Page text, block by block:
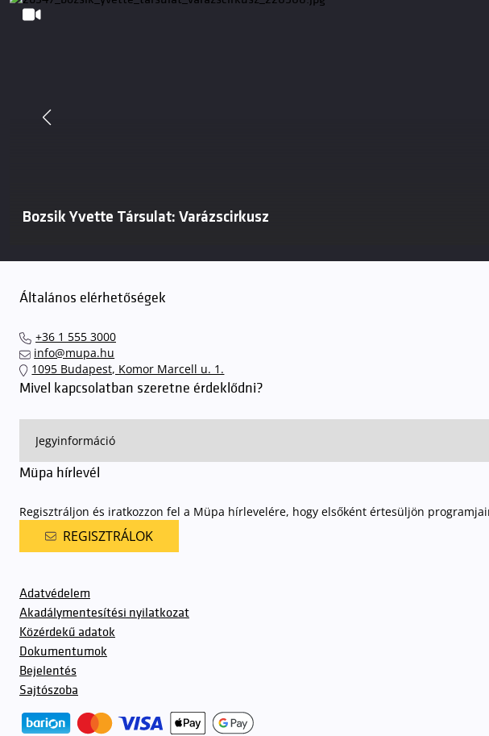
Bozsik Yvette Társulat: Varázscirkusz
Általános elérhetőségek
+36 1 555 3000
info@mupa.hu
1095 Budapest, Komor Marcell u. 1.
Mivel kapcsolatban szeretne érdeklődni?
Müpa hírlevél
Regisztráljon és iratkozzon fel a Müpa hírlevelére, hogy elsőként értesüljön
REGISZTRÁLOK
Adatvédelem
Akadálymentesítési nyilatkozat
Közérdekű adatok
Dokumentumok
Bejelentés
Sajtószoba